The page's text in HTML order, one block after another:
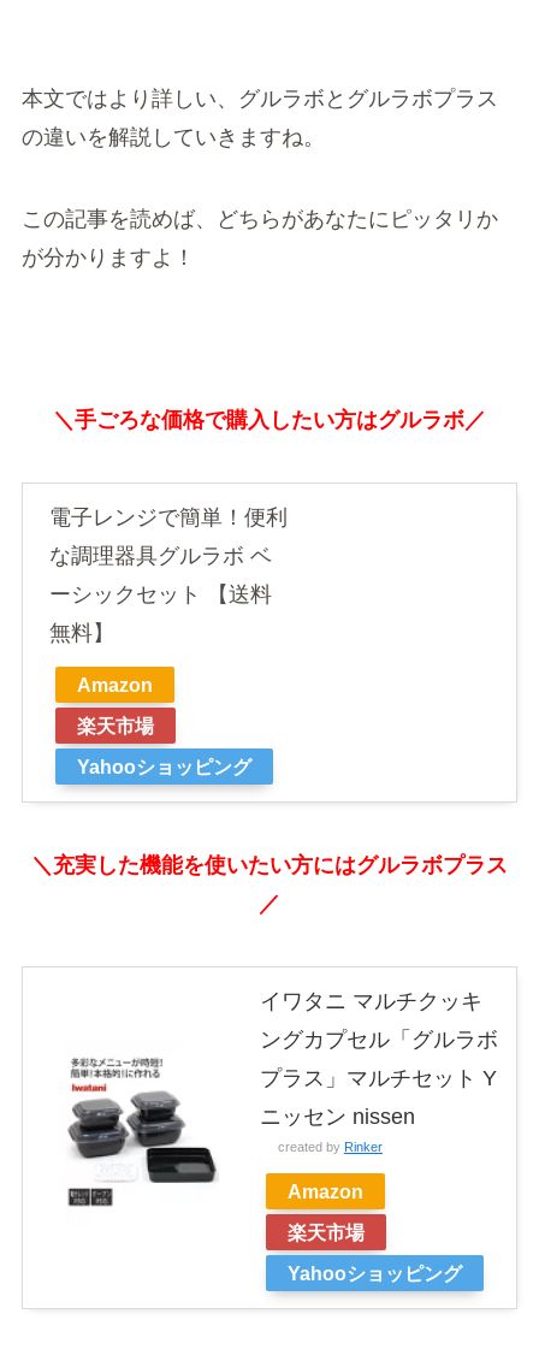
本文ではより詳しい、グルラボとグルラボプラス
の違いを解説していきますね。
この記事を読めば、どちらがあなたにピッタリか
が分かりますよ！
＼手ごろな価格で購入したい方はグルラボ／
電子レンジで簡単！便利
な調理器具グルラボ ベ
ーシックセット 【送料
無料】
Amazon
楽天市場
Yahooショッピング
＼充実した機能を使いたい方にはグルラボプラス
／
イワタニ マルチクッキ
ングカプセル「グルラボ
プラス」マルチセット Y
ニッセン nissen
created by Rinker
Amazon
楽天市場
Yahooショッピング